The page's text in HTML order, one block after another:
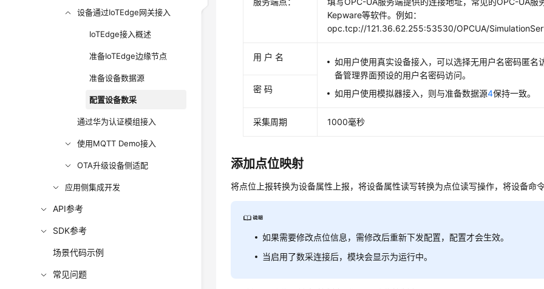
设备通过IoTEdge网关接入
IoTEdge接入概述
准备IoTEdge边缘节点
准备设备数据源
配置设备数采
通过华为认证模组接入
使用MQTT Demo接入
OTA升级设备侧适配
应用侧集成开发
API参考
SDK参考
场景代码示例
常见问题
Kepware等软件。例如：
opc.tcp://121.36.62.255:53530/OPCUA/
用 户 名
如用户使用真实设备接入，可以选择无用户名密码匿名
备管理界面预设的用户名密码访问。
如用户使用模拟器接入，则与准备数据源4保持一致。
密 码
采集周期 1000毫秒
添加点位映射
将点位上报转换为设备属性上报，将设备属性读写转换为点位读写操作，将设备命
如果需要修改点位信息，需修改后重新下发配置，配置才会生效。
当启用了数采连接后，模块会显示为运行中。